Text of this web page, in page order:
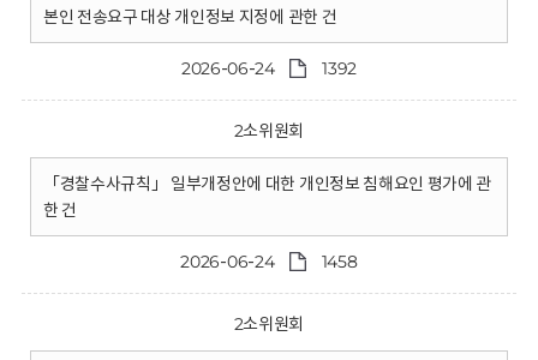
본인 전송요구 대상 개인정보 지정에 관한 건
2026-06-24 1392
2소위원회
「경찰수사규칙」 일부개정안에 대한 개인정보 침해요인 평가에 관
한 건
2026-06-24 1458
2소위원회